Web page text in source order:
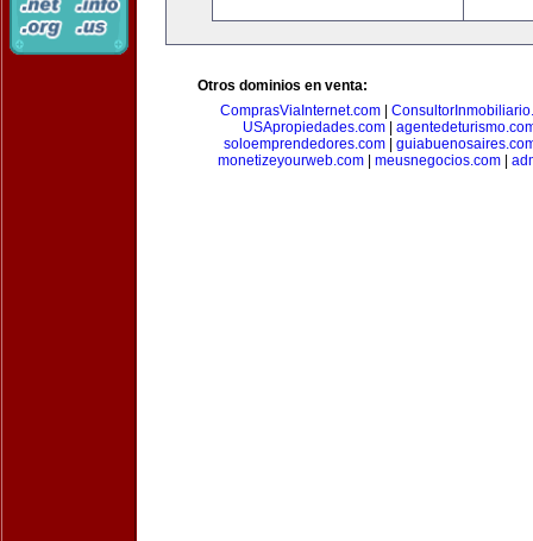
Otros dominios en venta:
ComprasViaInternet.com
USApropiedades.com|
soloemprendedores.com|
monetizeyourweb.com| meusnegocios.com|